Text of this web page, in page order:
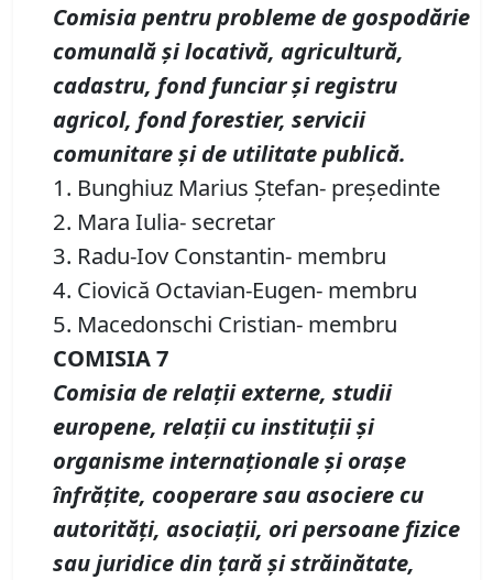
Comisia pentru probleme de gospodărie
comunală şi locativă, agricultură,
cadastru, fond funciar şi registru
agricol, fond forestier, servicii
comunitare şi de utilitate publică.
1. Bunghiuz Marius Ştefan- preşedinte
2. Mara Iulia- secretar
3. Radu-Iov Constantin- membru
4. Ciovică Octavian-Eugen- membru
5. Macedonschi Cristian- membru
COMISIA 7
Comisia de relaţii externe, studii
europene, relaţii cu instituţii şi
organisme internaţionale şi oraşe
înfrăţite, cooperare sau asociere cu
autorităţi, asociaţii, ori persoane fizice
sau juridice din ţară şi străinătate,